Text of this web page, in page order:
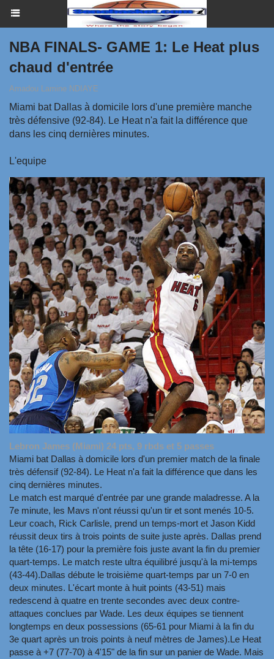
NBA FINALS- GAME 1: Le Heat plus
chaud d'entrée
Amadou Lamine NDIAYE
Miami bat Dallas à domicile lors d'une première manche
très défensive (92-84). Le Heat n'a fait la différence que
dans les cinq dernières minutes.
L'equipe
Lebron James (Miami) 24 pts, 9 rbds et 5 passes
Miami bat Dallas à domicile lors d'un premier match de la finale
très défensif (92-84). Le Heat n'a fait la différence que dans les
cinq dernières minutes.
Le match est marqué d'entrée par une grande maladresse. A la
7e minute, les Mavs n'ont réussi qu'un tir et sont menés 10-5.
Leur coach, Rick Carlisle, prend un temps-mort et Jason Kidd
réussit deux tirs à trois points de suite juste après. Dallas prend
la tête (16-17) pour la première fois juste avant la fin du premier
quart-temps. Le match reste ultra équilibré jusqu'à la mi-temps
(43-44).Dallas débute le troisième quart-temps par un 7-0 en
deux minutes. L'écart monte à huit points (43-51) mais
redescend à quatre en trente secondes avec deux contre-
attaques conclues par Wade. Les deux équipes se tiennent
longtemps en deux possessions (65-61 pour Miami à la fin du
3e quart après un trois points à neuf mètres de James).Le Heat
passe à +7 (77-70) à 4'15" de la fin sur un panier de Wade. Mais